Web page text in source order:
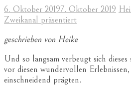
6. Oktober 20197. Oktober 2019
Zweikanal präsentiert
geschrieben von Heike
Und so langsam verbeugt sich
vor diesen wundervollen
einschneidend prägten.